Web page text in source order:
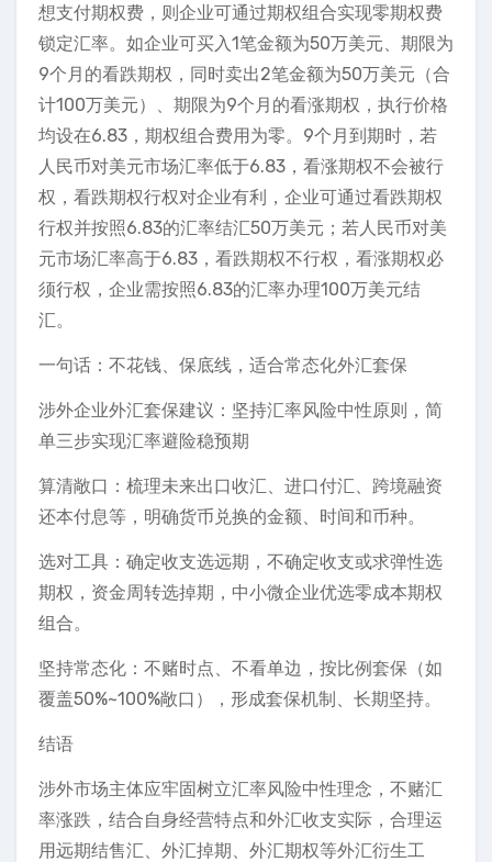
想支付期权费，则企业可通过期权组合实现零期权费
锁定汇率。如企业可买入1笔金额为50万美元、期限为
9个月的看跌期权，同时卖出2笔金额为50万美元（合
计100万美元）、期限为9个月的看涨期权，执行价格
均设在6.83，期权组合费用为零。9个月到期时，若
人民币对美元市场汇率低于6.83，看涨期权不会被行
权，看跌期权行权对企业有利，企业可通过看跌期权
行权并按照6.83的汇率结汇50万美元；若人民币对美
元市场汇率高于6.83，看跌期权不行权，看涨期权必
须行权，企业需按照6.83的汇率办理100万美元结
汇。
一句话：不花钱、保底线，适合常态化外汇套保
涉外企业外汇套保建议：坚持汇率风险中性原则，简
单三步实现汇率避险稳预期
算清敞口：梳理未来出口收汇、进口付汇、跨境融资
还本付息等，明确货币兑换的金额、时间和币种。
选对工具：确定收支选远期，不确定收支或求弹性选
期权，资金周转选掉期，中小微企业优选零成本期权
组合。
坚持常态化：不赌时点、不看单边，按比例套保（如
覆盖50%~100%敞口），形成套保机制、长期坚持。
结语
涉外市场主体应牢固树立汇率风险中性理念，不赌汇
率涨跌，结合自身经营特点和外汇收支实际，合理运
用远期结售汇、外汇掉期、外汇期权等外汇衍生工